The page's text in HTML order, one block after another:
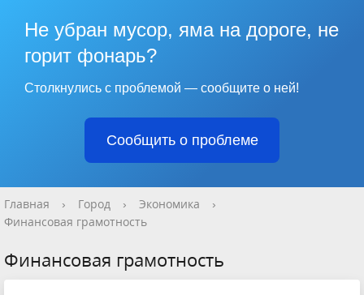
Не убран мусор, яма на дороге, не
горит фонарь?
Столкнулись с проблемой — сообщите о ней!
Сообщить о проблеме
Главная › Город › Экономика
›
Финансовая грамотность
Финансовая грамотность